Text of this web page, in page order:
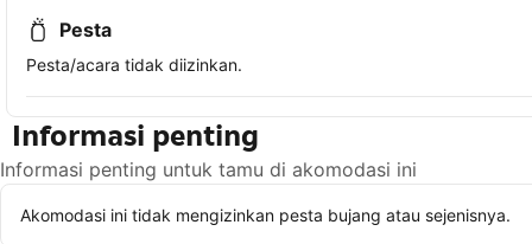
Pesta
Pesta/acara tidak diizinkan.
Informasi penting
Informasi penting untuk tamu di akomodasi ini
Akomodasi ini tidak mengizinkan pesta bujang atau sejenisnya.